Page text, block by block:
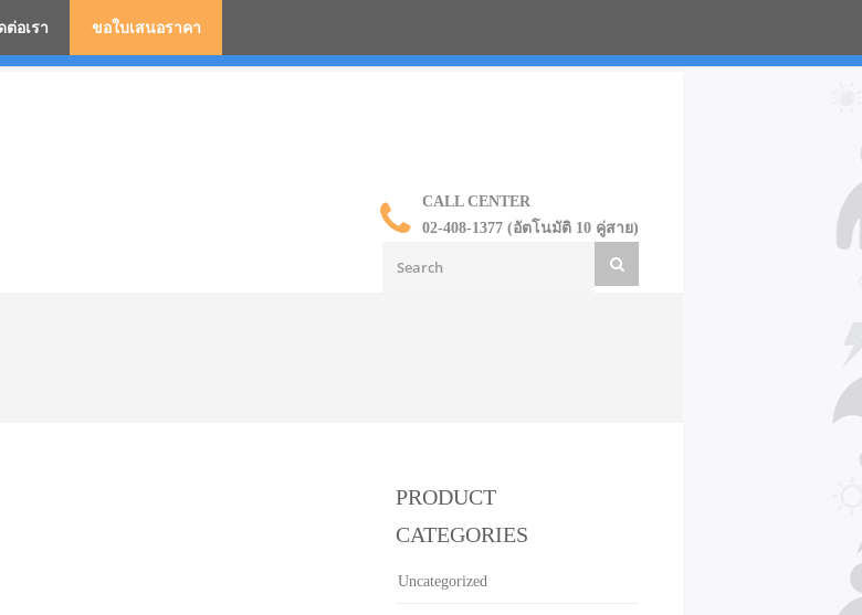
CALL CENTER
02-408-1377 (อัตโนมัติ 10 คู่สาย)
ต่อเรา ขอใบเสนอราคา
PRODUCT
CATEGORIES
Uncategorized
รีเมี่ยม ร่มตอนเดียว ร่มกอล์ฟ ร่มกลับด้าน ราคาส่ง